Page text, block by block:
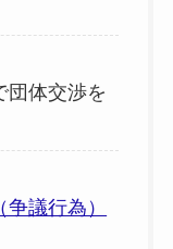
団体交渉を
議行為）